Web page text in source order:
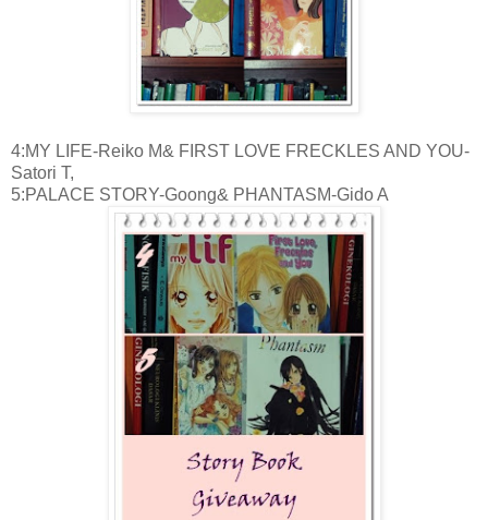
4:MY LIFE-Reiko M& FIRST LOVE FRECKLES AND YOU-
Satori T,
5:PALACE STORY-Goong& PHANTASM-Gido A